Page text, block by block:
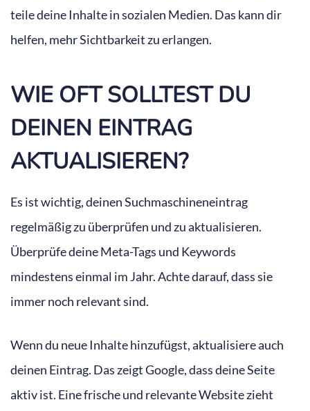
teile deine Inhalte in sozialen Medien. Das kann dir
helfen, mehr Sichtbarkeit zu erlangen.
WIE OFT SOLLTEST DU
DEINEN EINTRAG
AKTUALISIEREN?
Es ist wichtig, deinen Suchmaschineneintrag
regelmäßig zu überprüfen und zu aktualisieren.
Überprüfe deine Meta-Tags und Keywords
mindestens einmal im Jahr. Achte darauf, dass sie
immer noch relevant sind.
Wenn du neue Inhalte hinzufügst, aktualisiere auch
deinen Eintrag. Das zeigt Google, dass deine Seite
aktiv ist. Eine frische und relevante Website zieht